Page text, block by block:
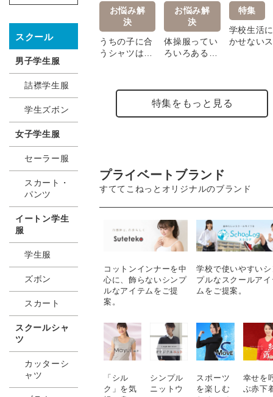
スクール
男子学生服
詰襟学生服
学生ズボン
女子学生服
セーラー服
スカート・
パンツ
イートン学生
服
学生服
ズボン
スカート
スクールシャ
ツ
カッターシ
ャツ
お悩み解
決
うちの子に合
うシャツは？
サイズ・素材
お悩み解
決
体操服ってい
ろいろあるけ
か悩みません
か？スクログ
の体操服の特
特集
学校生活
かせない
特集をもっと見る
プライベートブランド
すててこねっとオリジナルのブランド
コットンインナーを中
心に、飾らないシンプ
ルなアイテムをご提
案。
学校で使いやすい
プルなスクールア
ムをご提案。
「シル
ク」を気
シンプル
ニットウ
スポーツ
を楽しむ
幸せを
ぶ赤下